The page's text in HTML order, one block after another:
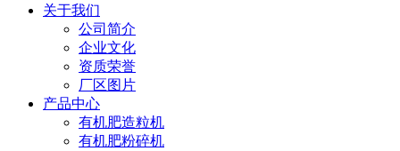
关于我们
公司简介
企业文化
资质荣誉
厂区图片
产品中心
有机肥造粒机
有机肥粉碎机